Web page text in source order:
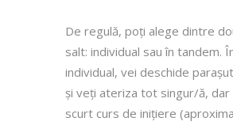
De regulă, poți alege dintre
salt: individual sau în tandem.
individual, vei deschide
și veți ateriza tot singur/ă, dar
scurt curs de inițiere